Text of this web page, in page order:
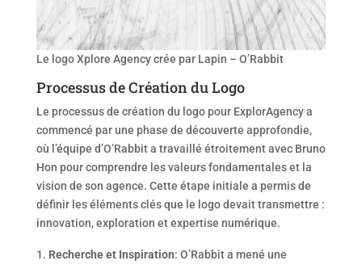
Le logo Xplore Agency crée par Lapin – O’Rabbit
Processus de Création du Logo
Le processus de création du logo pour ExplorAgency a
commencé par une phase de découverte approfondie,
où l’équipe d’O’Rabbit a travaillé étroitement avec Bruno
Hon pour comprendre les valeurs fondamentales et la
vision de son agence. Cette étape initiale a permis de
définir les éléments clés que le logo devait transmettre :
innovation, exploration et expertise numérique.
Recherche et Inspiration: O’Rabbit a mené une